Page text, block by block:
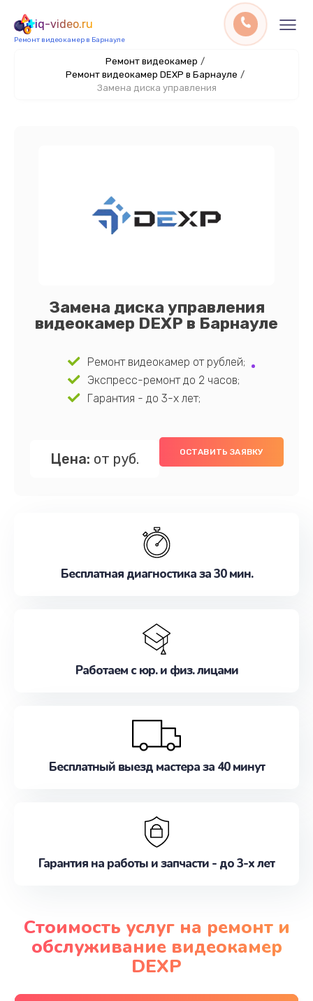
iq-video.ru
Ремонт видеокамер в Барнауле
Ремонт видеокамер /
Ремонт видеокамер DEXP в Барнауле /
Замена диска управления
Замена диска управления
видеокамер DEXP в Барнауле
Ремонт видеокамер от рублей;
Экспресс-ремонт до 2 часов;
Гарантия - до 3-х лет;
Цена: от руб. ОСТАВИТЬ ЗАЯВКУ
Бесплатная диагностика за 30 мин.
Работаем с юр. и физ. лицами
Бесплатный выезд мастера за 40 минут
Гарантия на работы и запчасти - до 3-х лет
Стоимость услуг на ремонт и
обслуживание видеокамер
DEXP